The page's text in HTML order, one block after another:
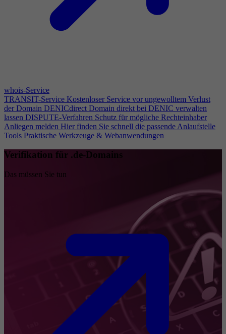
whois-Service
TRANSIT-Service Kostenloser Service vor ungewolltem Verlust
der Domain DENICdirect Domain direkt bei DENIC verwalten
lassen DISPUTE-Verfahren Schutz für mögliche Rechteinhaber
Anliegen melden Hier finden Sie schnell die passende Anlaufstelle
Tools Praktische Werkzeuge & Webanwendungen
Verifikation für .de-Domains
Das müssen Sie tun